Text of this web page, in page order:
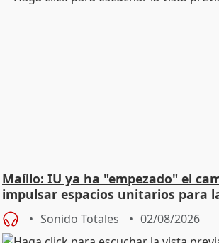
Maíllo: IU ya ha "empezado" el
impulsar espacios unitarios para
Sonido Totales 02/08/2026